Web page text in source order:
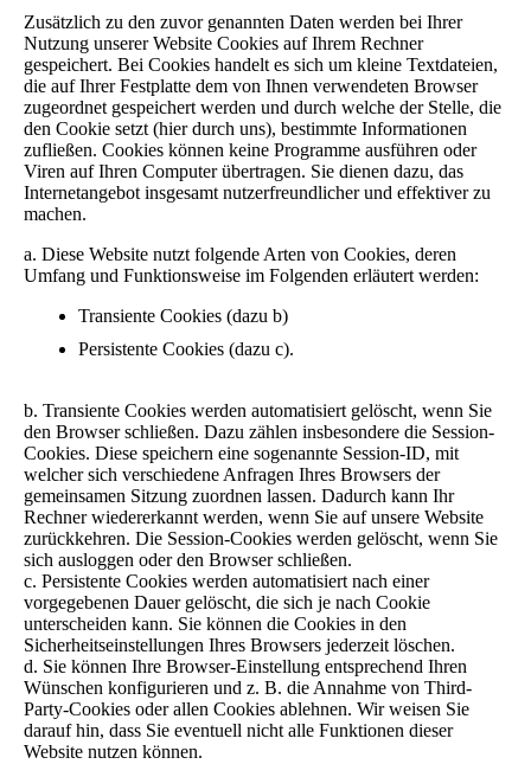
Zusätzlich zu den zuvor genannten Daten werden bei Ihrer
Nutzung unserer Website Cookies auf Ihrem Rechner
gespeichert. Bei Cookies handelt es sich um kleine Textdateien,
die auf Ihrer Festplatte dem von Ihnen verwendeten Browser
zugeordnet gespeichert werden und durch welche der Stelle, die
den Cookie setzt (hier durch uns), bestimmte Informationen
zufließen. Cookies können keine Programme ausführen oder
Viren auf Ihren Computer übertragen. Sie dienen dazu, das
Internetangebot insgesamt nutzerfreundlicher und effektiver zu
machen.
a. Diese Website nutzt folgende Arten von Cookies, deren
Umfang und Funktionsweise im Folgenden erläutert werden:
Transiente Cookies (dazu b)
Persistente Cookies (dazu c).
b. Transiente Cookies werden automatisiert gelöscht, wenn Sie
den Browser schließen. Dazu zählen insbesondere die Session-
Cookies. Diese speichern eine sogenannte Session-ID, mit
welcher sich verschiedene Anfragen Ihres Browsers der
gemeinsamen Sitzung zuordnen lassen. Dadurch kann Ihr
Rechner wiedererkannt werden, wenn Sie auf unsere Website
zurückkehren. Die Session-Cookies werden gelöscht, wenn Sie
sich ausloggen oder den Browser schließen.
c. Persistente Cookies werden automatisiert nach einer
vorgegebenen Dauer gelöscht, die sich je nach Cookie
unterscheiden kann. Sie können die Cookies in den
Sicherheitseinstellungen Ihres Browsers jederzeit löschen.
d. Sie können Ihre Browser-Einstellung entsprechend Ihren
Wünschen konfigurieren und z. B. die Annahme von Third-
Party-Cookies oder allen Cookies ablehnen. Wir weisen Sie
darauf hin, dass Sie eventuell nicht alle Funktionen dieser
Website nutzen können.